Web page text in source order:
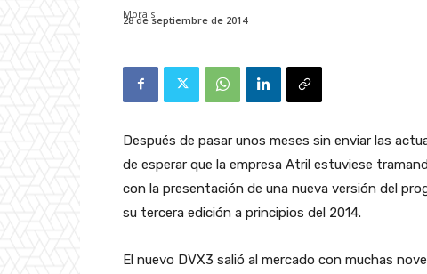
28 de septiembre de 2014
Después de pasar unos meses sin enviar las
de esperar que la empresa Atril estuviese
con la presentación de una nueva versión del
su tercera edición a principios del 2014.
El nuevo DVX3 salió al mercado con muchas